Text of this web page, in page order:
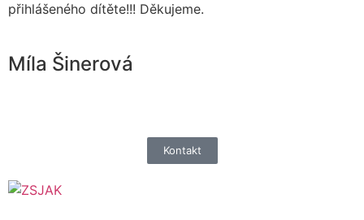
přihlášeného dítěte!!! Děkujeme.
Míla Šinerová
Kontakt